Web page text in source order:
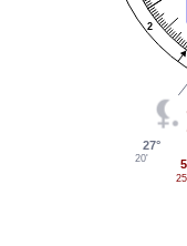
2
27°
20'